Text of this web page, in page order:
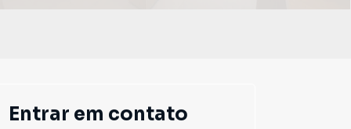
Entrar em contato